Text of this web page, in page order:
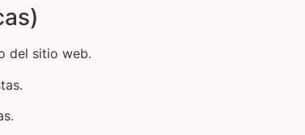
del sitio web.